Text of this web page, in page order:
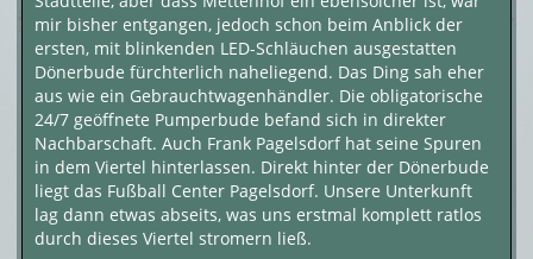
mir bisher entgangen, jedoch schon beim Anblick der
ersten, mit blinkenden LED-Schläuchen ausgestatten
Dönerbude fürchterlich naheliegend. Das Ding sah eher
aus wie ein Gebrauchtwagenhändler. Die obligatorische
24/7 geöffnete Pumperbude befand sich in direkter
Nachbarschaft. Auch Frank Pagelsdorf hat seine Spuren
in dem Viertel hinterlassen. Direkt hinter der Dönerbude
liegt das Fußball Center Pagelsdorf. Unsere Unterkunft
lag dann etwas abseits, was uns erstmal komplett ratlos
durch dieses Viertel stromern ließ.